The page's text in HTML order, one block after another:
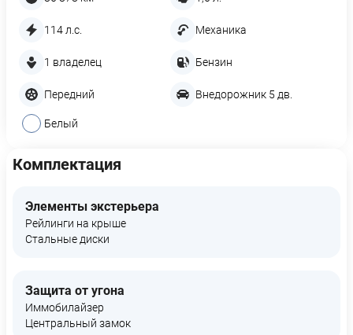
114 л.с. Механика
1 владелец Бензин
Передний Внедорожник 5 дв.
Белый
Комплектация
Элементы экстерьера
Рейлинги на крыше
Стальные диски
Защита от угона
Иммобилайзер
Центральный замок